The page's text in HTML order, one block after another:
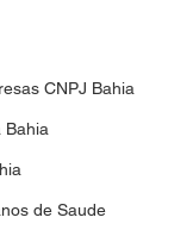
CNPJ Bahia
Bahia
de Saude